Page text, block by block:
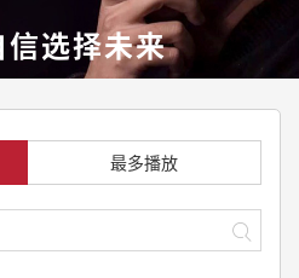
信选择未来
最多播放